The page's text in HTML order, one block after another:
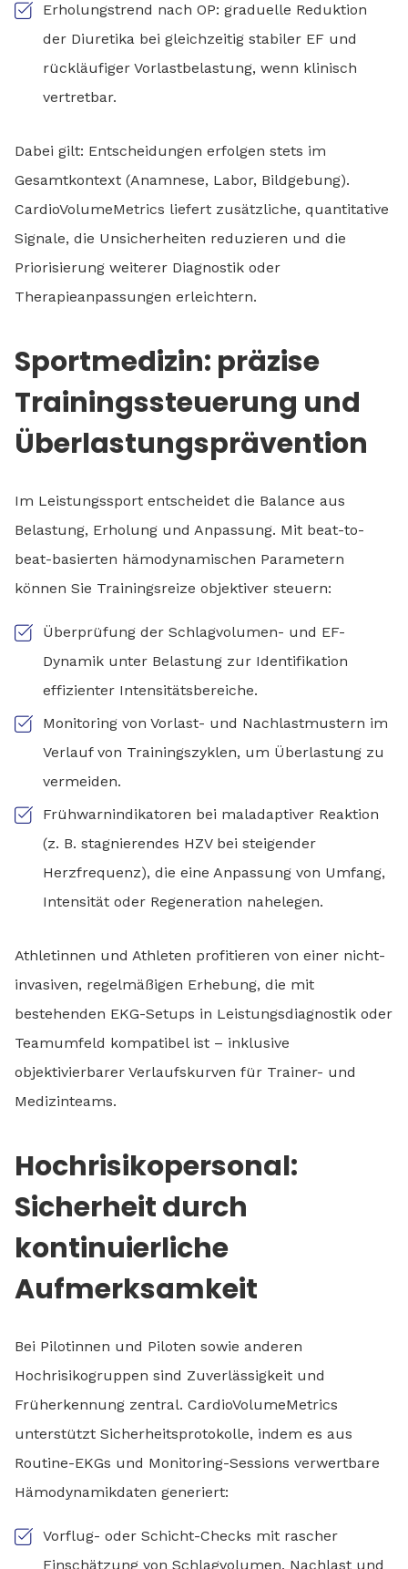
Erholungstrend nach OP: graduelle Reduktion
der Diuretika bei gleichzeitig stabiler EF und
rückläufiger Vorlastbelastung, wenn klinisch
vertretbar.
Dabei gilt: Entscheidungen erfolgen stets im
Gesamtkontext (Anamnese, Labor, Bildgebung).
CardioVolumeMetrics liefert zusätzliche, quantitative
Signale, die Unsicherheiten reduzieren und die
Priorisierung weiterer Diagnostik oder
Therapieanpassungen erleichtern.
Sportmedizin: präzise
Trainingssteuerung und
Überlastungsprävention
Im Leistungssport entscheidet die Balance aus
Belastung, Erholung und Anpassung. Mit beat-to-
beat-basierten hämodynamischen Parametern
können Sie Trainingsreize objektiver steuern:
Überprüfung der Schlagvolumen- und EF-
Dynamik unter Belastung zur Identifikation
effizienter Intensitätsbereiche.
Monitoring von Vorlast- und Nachlastmustern im
Verlauf von Trainingszyklen, um Überlastung zu
vermeiden.
Frühwarnindikatoren bei maladaptiver Reaktion
(z. B. stagnierendes HZV bei steigender
Herzfrequenz), die eine Anpassung von Umfang,
Intensität oder Regeneration nahelegen.
Athletinnen und Athleten profitieren von einer nicht-
invasiven, regelmäßigen Erhebung, die mit
bestehenden EKG-Setups in Leistungsdiagnostik oder
Teamumfeld kompatibel ist – inklusive
objektivierbarer Verlaufskurven für Trainer- und
Medizinteams.
Hochrisikopersonal:
Sicherheit durch
kontinuierliche
Aufmerksamkeit
Bei Pilotinnen und Piloten sowie anderen
Hochrisikogruppen sind Zuverlässigkeit und
Früherkennung zentral. CardioVolumeMetrics
unterstützt Sicherheitsprotokolle, indem es aus
Routine-EKGs und Monitoring-Sessions verwertbare
Hämodynamikdaten generiert:
Vorflug- oder Schicht-Checks mit rascher
Einschätzung von Schlagvolumen, Nachlast und